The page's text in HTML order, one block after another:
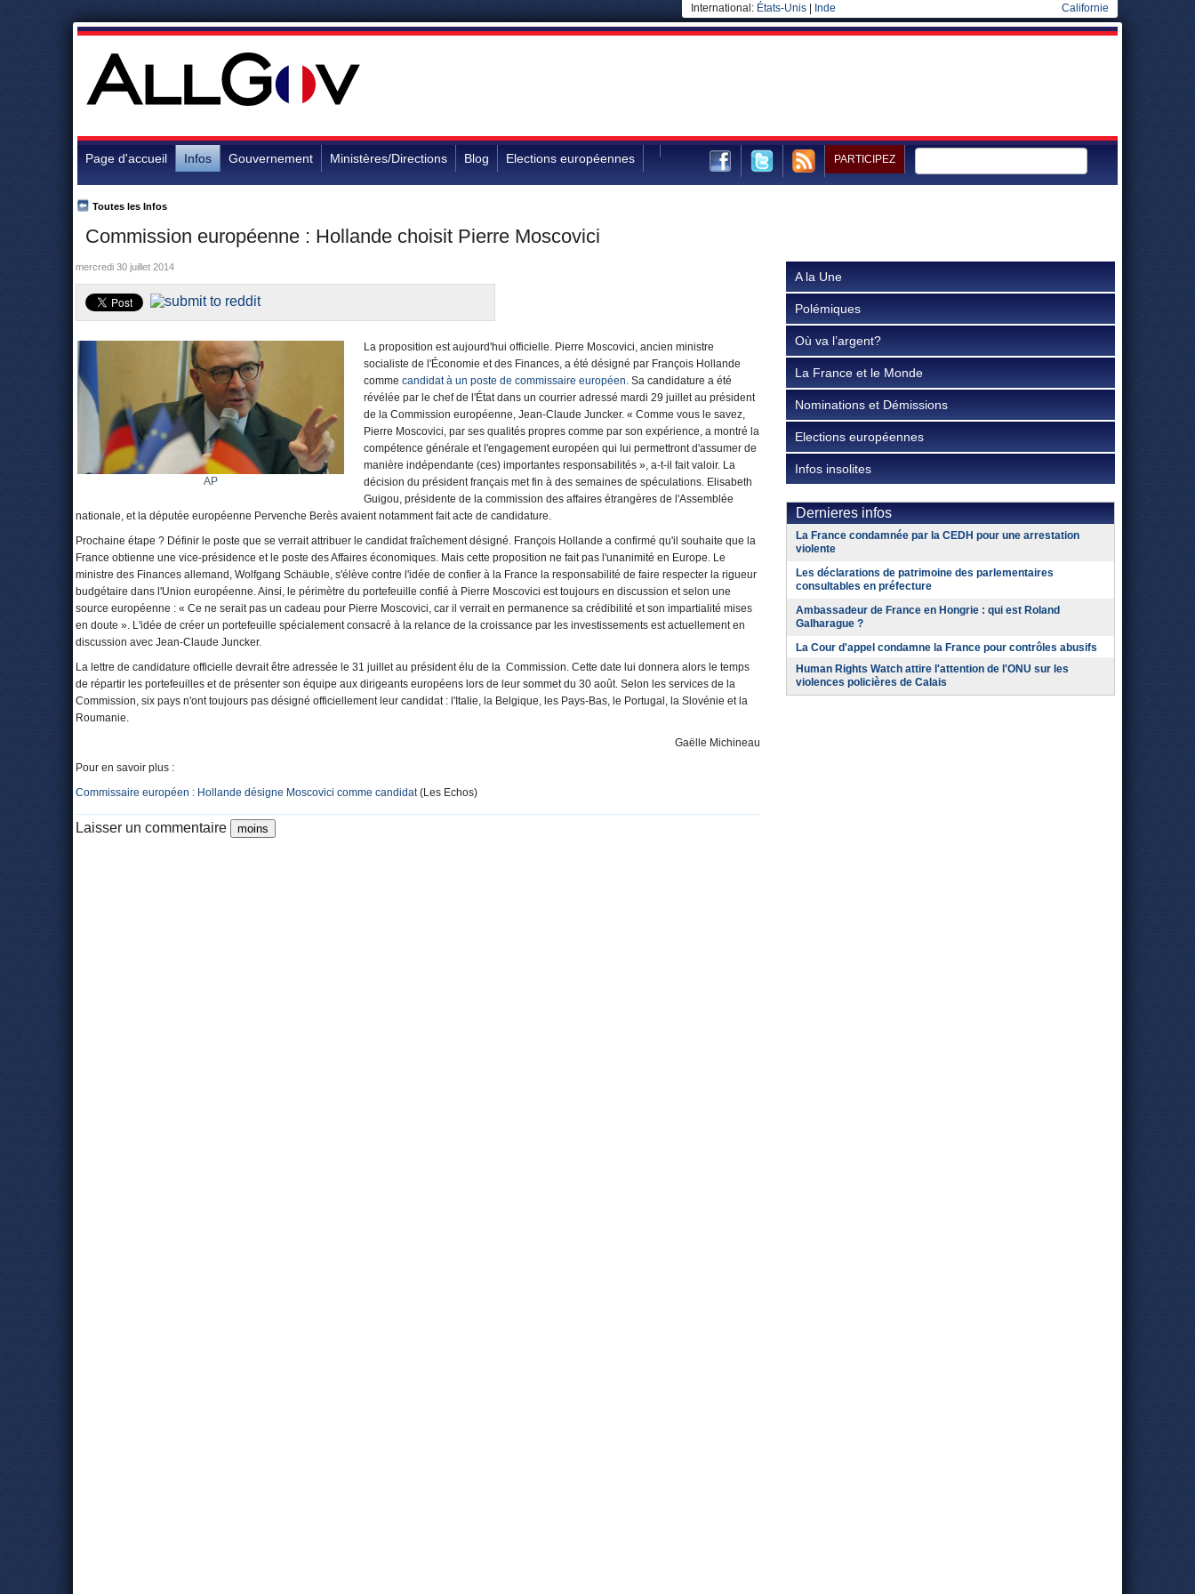
International: États-Unis Inde Californie
Page d'accueil Infos Gouvernement Ministères/Directions Blog Elections européennes PARTICIPEZ
Commission européenne : Hollande choisit Pierre Moscovici
Toutes les Infos
mercredi 30 juillet 2014
AP
La proposition est aujourd'hui officielle. Pierre Moscovici, ancien ministre
socialiste de l'Économie et des Finances, a été désigné par François Hollande
comme candidat à un poste de commissaire européen. Sa candidature a été
révélée par le chef de l'État dans un courrier adressé mardi 29 juillet au président
de la Commission européenne, Jean-Claude Juncker. « Comme vous le savez,
Pierre Moscovici, par ses qualités propres comme par son expérience, a montré la
compétence générale et l'engagement européen qui lui permettront d'assumer de
manière indépendante (ces) importantes responsabilités », a-t-il fait valoir. La
décision du président français met fin à des semaines de spéculations. Elisabeth
Guigou, présidente de la commission des affaires étrangères de l'Assemblée
nationale, et la députée européenne Pervenche Berès avaient notamment fait acte de candidature.
Prochaine étape ? Définir le poste que se verrait attribuer le candidat fraîchement désigné. François Hollande a confirmé qu'il souhaite que la
France obtienne une vice-présidence et le poste des Affaires économiques. Mais cette proposition ne fait pas l'unanimité en Europe. Le
ministre des Finances allemand, Wolfgang Schäuble, s'élève contre l'idée de confier à la France la responsabilité de faire respecter la rigueur
budgétaire dans l'Union européenne. Ainsi, le périmètre du portefeuille confié à Pierre Moscovici est toujours en discussion et selon une
source européenne : « Ce ne serait pas un cadeau pour Pierre Moscovici, car il verrait en permanence sa crédibilité et son impartialité mises
en doute ». L'idée de créer un portefeuille spécialement consacré à la relance de la croissance par les investissements est actuellement en
discussion avec Jean-Claude Juncker.
La lettre de candidature officielle devrait être adressée le 31 juillet au président élu de la Commission. Cette date lui donnera alors le temps
de répartir les portefeuilles et de présenter son équipe aux dirigeants européens lors de leur sommet du 30 août. Selon les services de la
Commission, six pays n'ont toujours pas désigné officiellement leur candidat : l'Italie, la Belgique, les Pays-Bas, le Portugal, la Slovénie et la
Roumanie.
Gaëlle Michineau
Pour en savoir plus :
Commissaire européen : Hollande désigne Moscovici comme candidat(Les Echos)
Laisser un commentaire
A la Une
Polémiques
Où va l’argent?
La France et le Monde
Nominations et Démissions
Elections européennes
Infos insolites
Dernieres infos
La France condamnée par la CEDH pour une arrestation
violente
Les déclarations de patrimoine des parlementaires
consultables en préfecture
Ambassadeur de France en Hongrie : qui est Roland
Galharague ?
La Cour d'appel condamne la France pour contrôles abusifs
Human Rights Watch attire l'attention de l'ONU sur les
violences policières de Calais